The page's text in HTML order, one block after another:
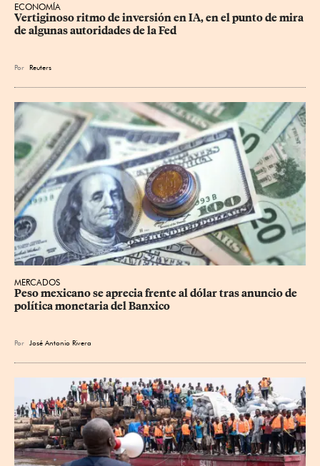
ECONOMÍA
Vertiginoso ritmo de inversión en IA, en el punto de mira
de algunas autoridades de la Fed
Por Reuters
MERCADOS
Peso mexicano se aprecia frente al dólar tras anuncio de
política monetaria del Banxico
Por José Antonio Rivera